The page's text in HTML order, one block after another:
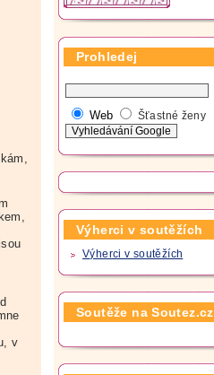
v
Prohledej
Web Šťastné ženy
Výherci v soutěžích
Výherci v soutěžích
Soutěže na Soutez.cz